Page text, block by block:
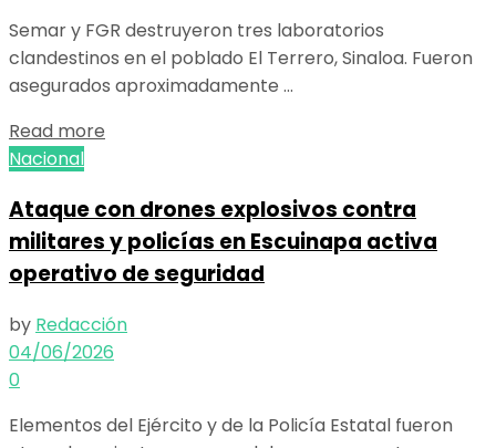
Semar y FGR destruyeron tres laboratorios
clandestinos en el poblado El Terrero, Sinaloa. Fueron
asegurados aproximadamente ...
Read more
Nacional
Ataque con drones explosivos contra
militares y policías en Escuinapa activa
operativo de seguridad
by Redacción
04/06/2026
0
Elementos del Ejército y de la Policía Estatal fueron